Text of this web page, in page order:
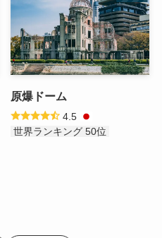
原爆ドーム
4.5
世界ランキング 50位